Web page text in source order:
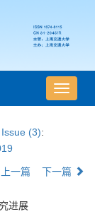
导
航
Issue (3):
上一篇 下一篇
进展